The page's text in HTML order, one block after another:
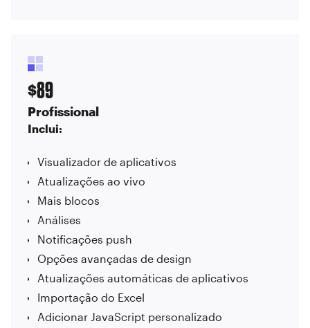
$89
Profissional
Inclui:
Visualizador de aplicativos
Atualizações ao vivo
Mais blocos
Análises
Notificações push
Opções avançadas de design
Atualizações automáticas de aplicativos
Importação do Excel
Adicionar JavaScript personalizado